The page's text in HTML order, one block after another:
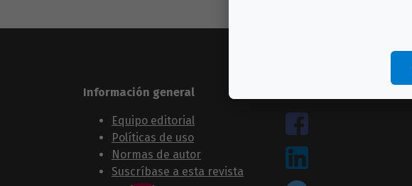
Información general
Equipo editorial
Políticas de uso
Normas de autor
Suscríbase a esta revista